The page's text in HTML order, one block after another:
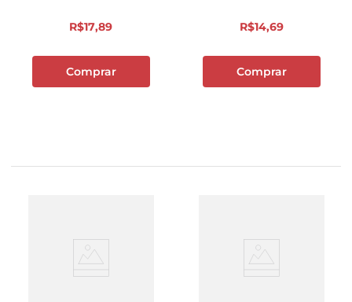
R$17,89
Comprar
R$14,69
Comprar